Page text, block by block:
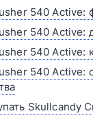
540 Active:
540 Active:
540 Active:
540 Active:
Skullcandy